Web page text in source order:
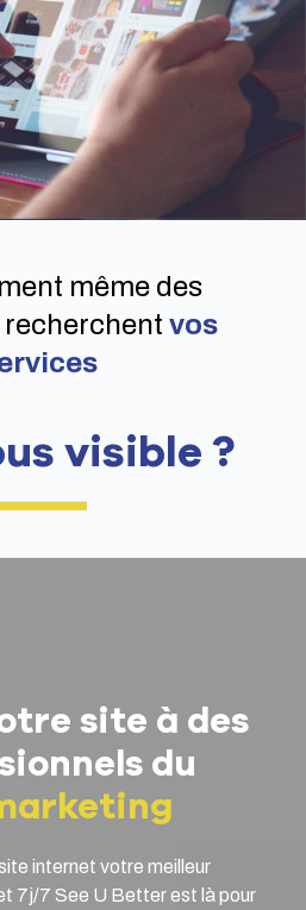
même des
vos
visible ?
site à des
du
internet votre meilleur
7j/7 See U Betterest là pour